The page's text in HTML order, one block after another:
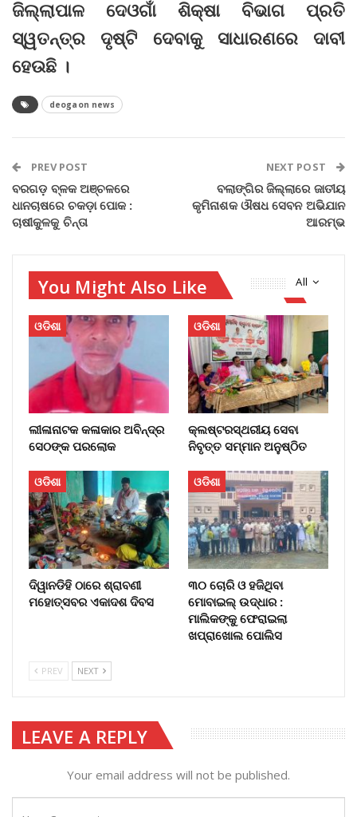
ଜିଲ୍ଲାପାଳ ଦେଓଗାଁ ଶିକ୍ଷା ବିଭାଗ ପ୍ରତି
ସ୍ୱତନ୍ତ୍ର ଦୃଷ୍ଟି ଦେବାକୁ ସାଧାରଣରେ ଦାବୀ
ହେଉଛି ।
deogaon news
PREV POST
ବରଗଡ଼ ବ୍ଳକ ଅଞ୍ଚଳରେ
ଧାନଚାଷରେ ଚକଡ଼ା ପୋକ :
ଚାଷୀକୁଳକୁ ଚିନ୍ତା
NEXT POST
ବଲାଙ୍ଗିର ଜିଲ୍ଲାରେ ଜାତୀୟ
କୃମିନାଶକ ଔଷଧ ସେବନ ଅଭିଯାନ
ଆରମ୍ଭ
All
You Might Also Like
ଓଡିଶା
ଲୀଳାନାଟକ କଳାକାର ଅବିନ୍ଦ୍ର
ସେଠଙ୍କ ପରଲୋକ
ଓଡିଶା
କ୍ଲଷ୍ଟରସ୍ଥରୀୟ ସେବା
ନିବୃତ୍ତ ସମ୍ମାନ ଅନୁଷ୍ଠିତ
ଓଡିଶା
ଦିୱାନଡିହି ଠାରେ ଶ୍ରାବଣୀ
ମହୋତ୍ସବର ଏକାଦଶ ଦିବସ
ଓଡିଶା
୩୦ ଚୋରି ଓ ହଜିଥିବା
ମୋବାଇଲ୍‌ ଉଦ୍ଧାର :
ମାଲିକଙ୍କୁ ଫେରାଇଲା
ଖପ୍ରାଖୋଲ ପୋଲିସ
PREV NEXT
LEAVE A REPLY
Your email address will not be published.